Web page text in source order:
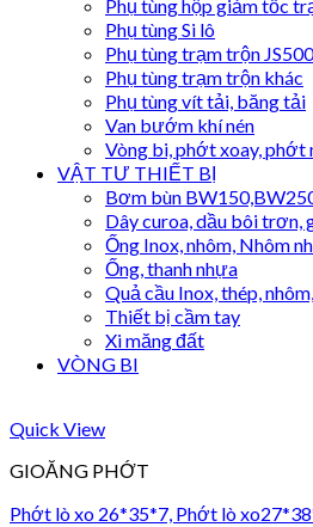
Phụ tùng hộp giảm tốc
Phụ tùng Si lô
Phụ tùng trạm trộn
Phụ tùng trạm trộn khác
Phụ tùng vít tải, băng tải
Van bướm khí nén
Vòng bi, phớt xoay, phớt
VẬT TƯ THIẾT BỊ
Bơm bùn
Dây curoa, dầu bôi trơn,
Ống Inox, nhôm, Nhôm
Ống, thanh nhựa
Quả cầu Inox, thép,
Thiết bị cầm tay
Xi măng đất
VÒNG BI
Quick View
GIOĂNG PHỚT
Phớt lò xo 26*35*7, Phớt lò